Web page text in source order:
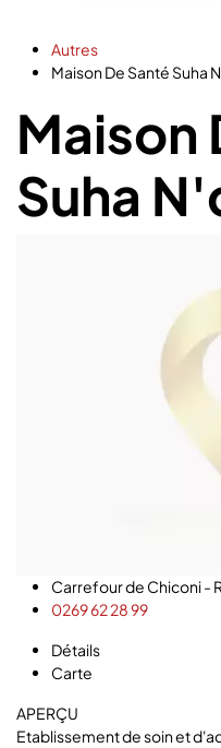
Autres
Maison De Santé Suha
Maison
Suha
Carrefour de Chiconi -
0269 62 28 99
Détails
Carte
APERÇU
Etablissement de soin et